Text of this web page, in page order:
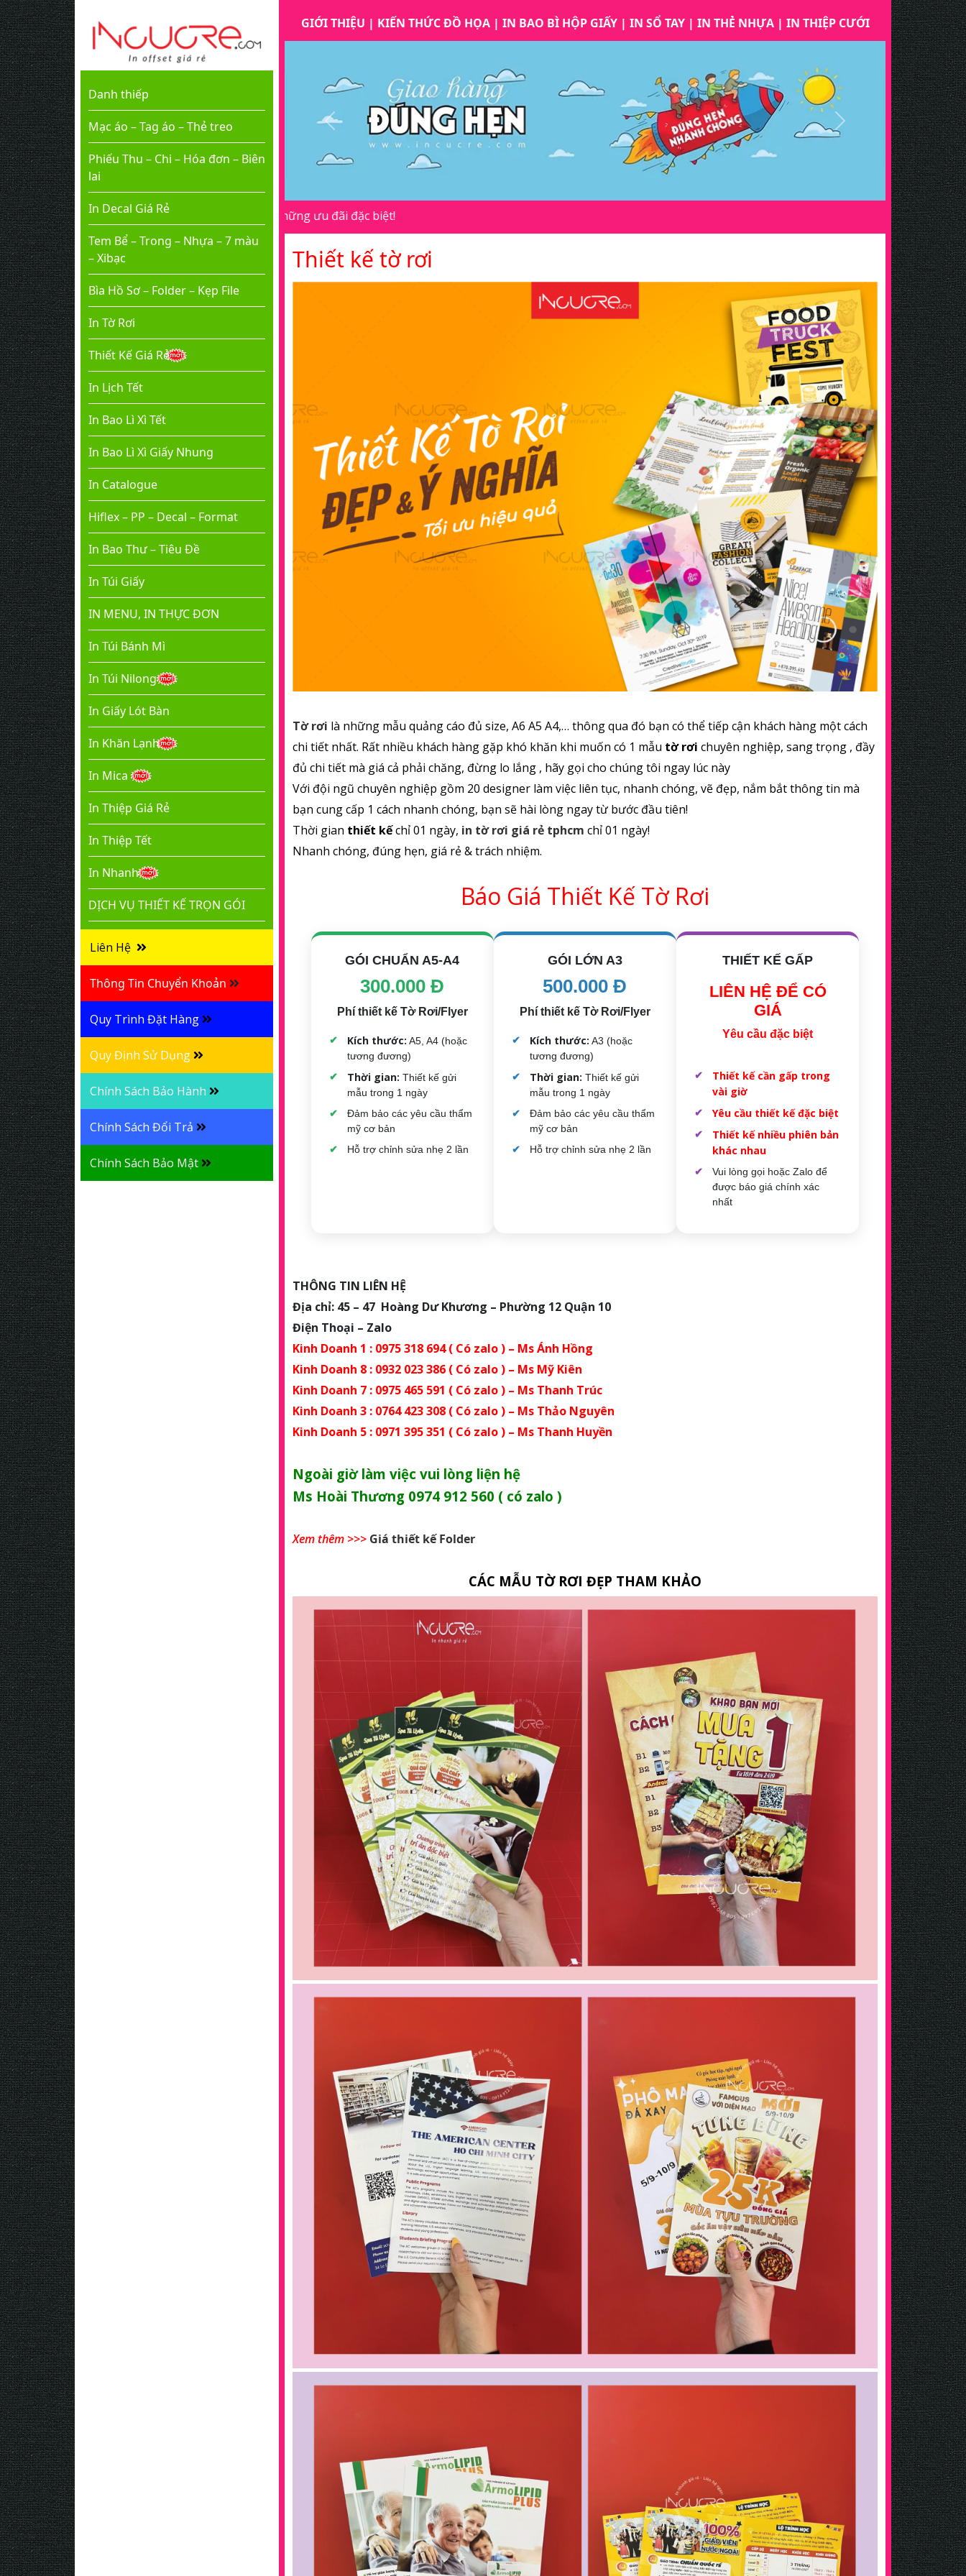
Danh thiếp
Mạc áo – Tag áo – Thẻ treo
Phiếu Thu – Chi – Hóa đơn – Biên
lai
In Decal Giá Rẻ
Tem Bể – Trong – Nhựa – 7 màu
– Xibạc
Bìa Hồ Sơ – Folder – Kẹp File
In Tờ Rơi
Thiết Kế Giá Rẻ
In Lịch Tết
In Bao Lì Xì Tết
In Bao Lì Xì Giấy Nhung
In Catalogue
Hiflex – PP – Decal – Format
In Bao Thư – Tiêu Đề
In Túi Giấy
IN MENU, IN THỰC ĐƠN
In Túi Bánh Mì
In Túi Nilong
In Giấy Lót Bàn
In Khăn Lạnh
In Mica
In Thiệp Giá Rẻ
In Thiệp Tết
In Nhanh
DỊCH VỤ THIẾT KẾ TRỌN GÓI
Liên Hệ
Thông Tin Chuyển Khoản
Quy Trình Đặt Hàng
Quy Định Sử Dụng
Chính Sách Bảo Hành
Chính Sách Đổi Trả
Chính Sách Bảo Mật
GIỚI THIỆU | KIẾN THỨC ĐỒ HỌA| IN BAO BÌ HỘP GIẤY| IN SỔ TAY| IN THẺ NHỰA| IN THIỆP CƯỚI
Previous Next
báo cho chúng tôi biết để có những ưu đãi đặc biệt!
Thiết kế tờ rơi
Tờ rơi là những mẫu quảng cáo đủ size, A6 A5 A4,… thông qua đó bạn có thể tiếp cận khách hàng một cách
chi tiết nhất. Rất nhiều khách hàng gặp khó khăn khi muốn có 1 mẫu tờ rơi chuyên nghiệp, sang trọng , đầy
đủ chi tiết mà giá cả phải chăng, đừng lo lắng , hãy gọi cho chúng tôi ngay lúc này
Với đội ngũ chuyên nghiệp gồm 20 designer làm việc liên tục, nhanh chóng, vẽ đẹp, nắm bắt thông tin mà
bạn cung cấp 1 cách nhanh chóng, bạn sẽ hài lòng ngay từ bước đầu tiên!
Thời gian thiết kếchỉ 01 ngày, in tờ rơi giá rẻ tphcm chỉ 01 ngày!
Nhanh chóng, đúng hẹn, giá rẻ & trách nhiệm.
Báo Giá Thiết Kế Tờ Rơi
GÓI CHUẨN A5-A4
300.000 Đ
Phí thiết kế Tờ Rơi/Flyer
Kích thước: A5, A4 (hoặc
tương đương)
Thời gian: Thiết kế gửi
mẫu trong 1 ngày
Đảm bảo các yêu cầu thẩm
mỹ cơ bản
Hỗ trợ chỉnh sửa nhẹ 2 lần
GÓI LỚN A3
500.000 Đ
Phí thiết kế Tờ Rơi/Flyer
Kích thước: A3 (hoặc
tương đương)
Thời gian: Thiết kế gửi
mẫu trong 1 ngày
Đảm bảo các yêu cầu thẩm
mỹ cơ bản
Hỗ trợ chỉnh sửa nhẹ 2 lần
THIẾT KẾ GẤP
LIÊN HỆ ĐỂ CÓ
GIÁ
Yêu cầu đặc biệt
Thiết kế cần gấp trong
vài giờ
Yêu cầu thiết kế đặc biệt
Thiết kế nhiều phiên bản
khác nhau
Vui lòng gọi hoặc Zalo để
được báo giá chính xác
nhất
THÔNG TIN LIÊN HỆ
Địa chỉ: 45 – 47 Hoàng Dư Khương – Phường 12 Quận 10
Điện Thoại – Zalo
Kinh Doanh 1 : 0975 318 694( Có zalo ) – Ms Ánh Hồng
Kinh Doanh 8 : 0932 023 386 ( Có zalo ) – Ms Mỹ Kiên
Kinh Doanh 7 : 0975 465 591 ( Có zalo ) – Ms Thanh Trúc
Kinh Doanh 3 : 0764 423 308 ( Có zalo ) – Ms Thảo Nguyên
Kinh Doanh 5 : 0971 395 351 ( Có zalo ) – Ms Thanh Huyền
Ngoài giờ làm việc vui lòng liện hệ
Ms Hoài Thương 0974 912 560 ( có zalo )
Xem thêm >>> Giá thiết kế Folder
CÁC MẪU TỜ RƠI ĐẸP THAM KHẢO